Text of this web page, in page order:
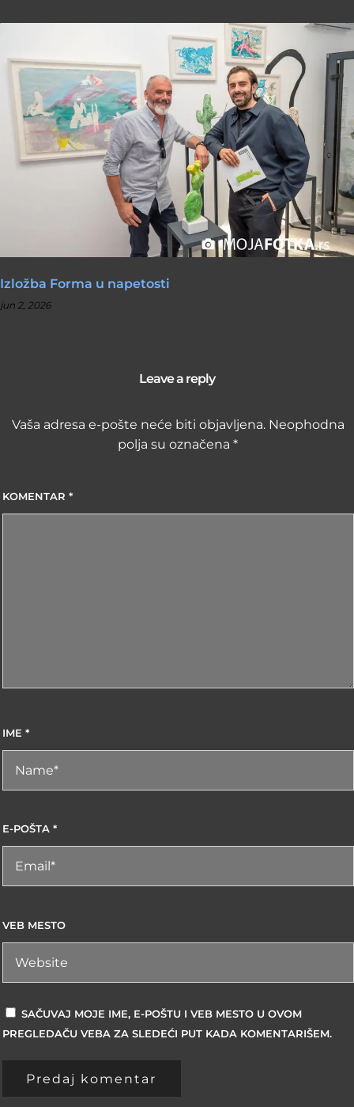
Izložba Forma u napetosti
jun 2, 2026
Leave a reply
Vaša adresa e-pošte neće biti objavljena. Neophodna
polja su označena*
KOMENTAR *
IME *
E-POŠTA *
VEB MESTO
SAČUVAJ MOJE IME, E-POŠTU I VEB MESTO U OVOM
PREGLEDAČU VEBA ZA SLEDEĆI PUT KADA KOMENTARIŠEM.